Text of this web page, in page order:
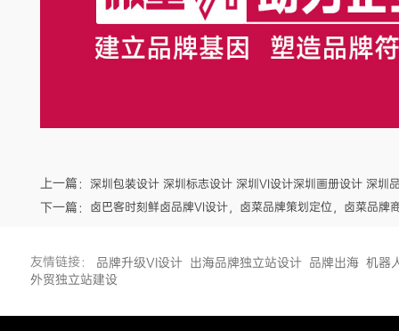
上一篇： 深圳包装设计 深圳标志设计 深圳VI设计深圳画册设计 深圳
下一篇： 卤巴客时刻鲜卤品牌VI设计，卤菜品牌策划定位，卤菜品
友情链接： 品牌升级VI设计 出海品牌独立站设计 品牌出海 机器
外贸独立站建设